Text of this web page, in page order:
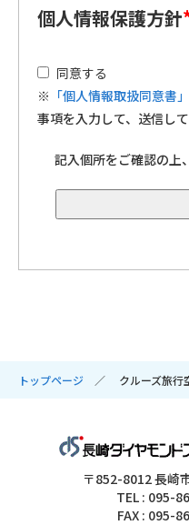
個人情報保護方針
同意する
※ 「個人情報取扱同意書」
事項を入力して、送信して
記入個所をご確認の上
トップページ クルーズ旅行
〒852-8012 長崎
TEL : 095-
FAX : 095-